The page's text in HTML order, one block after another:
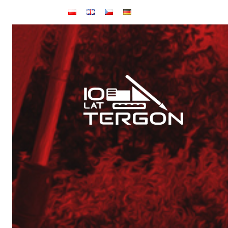
Baza TERGON w dniu 14 lipca 2026
Wynajem maszyn
Jubileusz: 20-lecie KONKRET i 10-lecie TERGON